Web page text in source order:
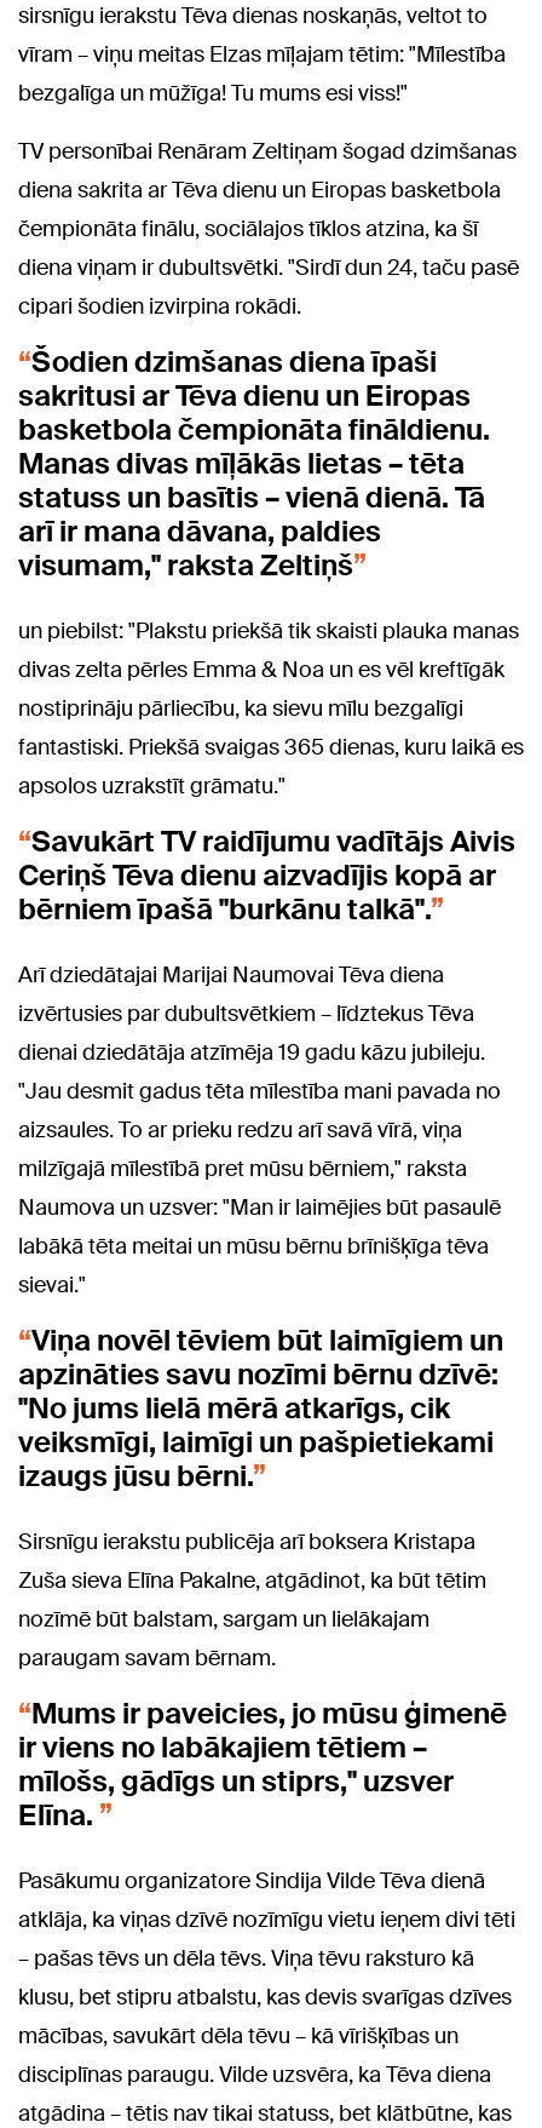
sirsnīgu ierakstu Tēva dienas noskaņās, veltot to
vīram – viņu meitas Elzas mīļajam tētim: "Mīlestība
bezgalīga un mūžīga! Tu mums esi viss!"
TV personībai Renāram Zeltiņam šogad dzimšanas
diena sakrita ar Tēva dienu un Eiropas basketbola
čempionāta finālu, sociālajos tīklos atzina, ka šī
diena viņam ir dubultsvētki. "Sirdī dun 24, taču pasē
cipari šodien izvirpina rokādi.
Šodien dzimšanas diena īpaši
sakritusi ar Tēva dienu un Eiropas
basketbola čempionāta fināldienu.
Manas divas mīļākās lietas – tēta
statuss un basītis – vienā dienā. Tā
arī ir mana dāvana, paldies
visumam," raksta Zeltiņš
un piebilst: "Plakstu priekšā tik skaisti plauka manas
divas zelta pērles Emma & Noa un es vēl kreftīgāk
nostiprināju pārliecību, ka sievu mīlu bezgalīgi
fantastiski. Priekšā svaigas 365 dienas, kuru laikā es
apsolos uzrakstīt grāmatu."
Savukārt TV raidījumu vadītājs Aivis
Ceriņš Tēva dienu aizvadījis kopā ar
bērniem īpašā "burkānu talkā".
Arī dziedātajai Marijai Naumovai Tēva diena
izvērtusies par dubultsvētkiem – līdztekus Tēva
dienai dziedātāja atzīmēja 19 gadu kāzu jubileju.
"Jau desmit gadus tēta mīlestība mani pavada no
aizsaules. To ar prieku redzu arī savā vīrā, viņa
milzīgajā mīlestībā pret mūsu bērniem," raksta
Naumova un uzsver: "Man ir laimējies būt pasaulē
labākā tēta meitai un mūsu bērnu brīnišķīga tēva
sievai."
Viņa novēl tēviem būt laimīgiem un
apzināties savu nozīmi bērnu dzīvē:
"No jums lielā mērā atkarīgs, cik
veiksmīgi, laimīgi un pašpietiekami
izaugs jūsu bērni.
Sirsnīgu ierakstu publicēja arī boksera Kristapa
Zuša sieva Elīna Pakalne, atgādinot, ka būt tētim
nozīmē būt balstam, sargam un lielākajam
paraugam savam bērnam.
Mums ir paveicies, jo mūsu ģimenē
ir viens no labākajiem tētiem –
mīlošs, gādīgs un stiprs," uzsver
Elīna.
Pasākumu organizatore Sindija Vilde Tēva dienā
atklāja, ka viņas dzīvē nozīmīgu vietu ieņem divi tēti
– pašas tēvs un dēla tēvs. Viņa tēvu raksturo kā
klusu, bet stipru atbalstu, kas devis svarīgas dzīves
mācības, savukārt dēla tēvu – kā vīrišķības un
disciplīnas paraugu. Vilde uzsvēra, ka Tēva diena
atgādina – tētis nav tikai statuss, bet klātbūtne, kas